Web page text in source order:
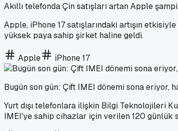
Akıllı telefonda Çin satışları artan Apple
Apple, iPhone 17 satışlarındaki artışın
yüksek paya sahip şirket haline geldi.
Apple iPhone 17
Bugün son gün: Çift IMEI dönemi sona eriyor,
Yurt dışı telefonlara ilişkin Bilgi Teknolojileri
IMEI'ye sahip cihazlar için verilen 120 günlük